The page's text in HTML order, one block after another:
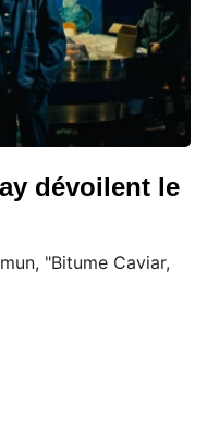
dévoilent le
"Bitume Caviar,